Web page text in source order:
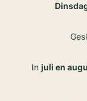
In juli en